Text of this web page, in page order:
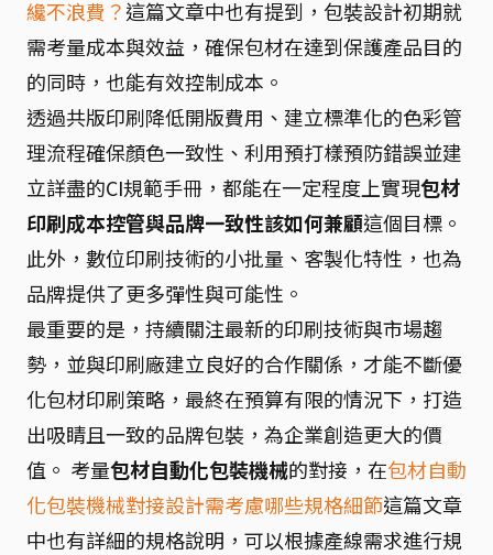
纔不浪費？這篇文章中也有提到，包裝設計初期就
需考量成本與效益，確保包材在達到保護產品目的
的同時，也能有效控制成本。
透過共版印刷降低開版費用、建立標準化的色彩管
理流程確保顏色一致性、利用預打樣預防錯誤並建
立詳盡的CI規範手冊，都能在一定程度上實現包材
印刷成本控管與品牌一致性該如何兼顧這個目標。
此外，數位印刷技術的小批量、客製化特性，也為
品牌提供了更多彈性與可能性。
最重要的是，持續關注最新的印刷技術與市場趨
勢，並與印刷廠建立良好的合作關係，才能不斷優
化包材印刷策略，最終在預算有限的情況下，打造
出吸睛且一致的品牌包裝，為企業創造更大的價
值。 考量包材自動化包裝機械的對接，在包材自動
化包裝機械對接設計需考慮哪些規格細節這篇文章
中也有詳細的規格說明，可以根據產線需求進行規